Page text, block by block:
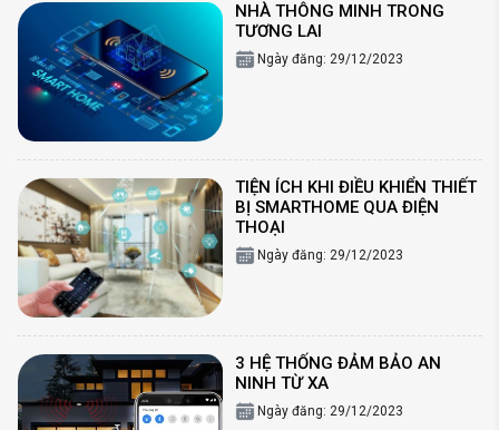
NHÀ THÔNG MINH TRONG
TƯƠNG LAI
Ngày đăng: 29/12/2023
TIỆN ÍCH KHI ĐIỀU KHIỂN THIẾT
BỊ SMARTHOME QUA ĐIỆN
THOẠI
Ngày đăng: 29/12/2023
3 HỆ THỐNG ĐẢM BẢO AN
NINH TỪ XA
Ngày đăng: 29/12/2023